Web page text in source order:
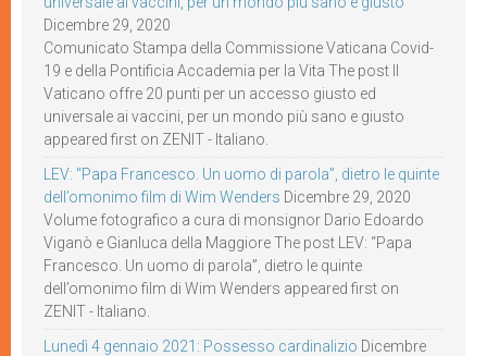
Dicembre 29, 2020
Comunicato Stampa della Commissione Vaticana Covid-
19 e della Pontificia Accademia per la Vita The post Il
Vaticano offre 20 punti per un accesso giusto ed
universale ai vaccini, per un mondo più sano e giusto
appeared first on ZENIT - Italiano.
LEV: “Papa Francesco. Un uomo di parola”, dietro le quinte
dell’omonimo film di Wim Wenders Dicembre 29, 2020
Volume fotografico a cura di monsignor Dario Edoardo
Viganò e Gianluca della Maggiore The post LEV: “Papa
Francesco. Un uomo di parola”, dietro le quinte
dell’omonimo film di Wim Wenders appeared first on
ZENIT - Italiano.
Lunedì 4 gennaio 2021: Possesso cardinalizio Dicembre